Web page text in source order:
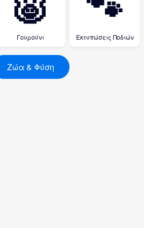
🐷
Γουρούνι
🐾
Εκτυπώσεις Ποδιών
Ζώα & Φύση